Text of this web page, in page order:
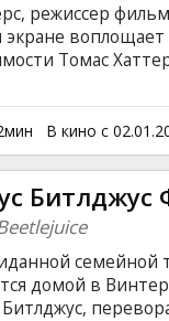
режиссер
воплощает
Томас
друзьями
видения, в
Елена
Фильм на
на латышском и
В кино с
Битлджус
семейной
домой в